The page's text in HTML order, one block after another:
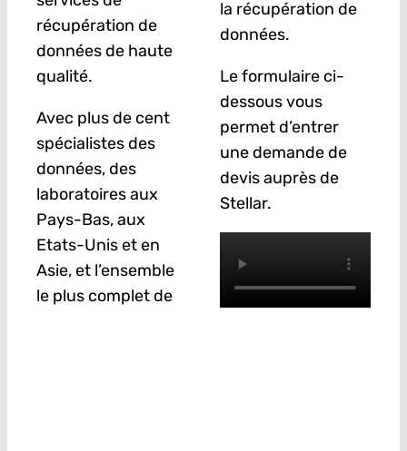
récupération de
données de haute
qualité.
Avec plus de cent
spécialistes des
données, des
laboratoires aux
Pays-Bas, aux
Etats-Unis et en
Asie, et l’ensemble
le plus complet de
la récupération de
données.
Le formulaire ci-
dessous vous
permet d’entrer
une demande de
devis auprès de
Stellar.